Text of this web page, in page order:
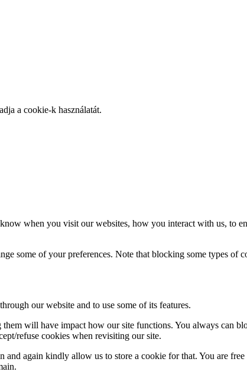
a cookie-k használatát.
when you visit our websites, how you interact with us, to
some of your preferences. Note that blocking some types of
our website and to use some of its features.
will have impact how our site functions. You always can
refuse cookies when revisiting our site.
again kindly allow us to store a cookie for that. You are